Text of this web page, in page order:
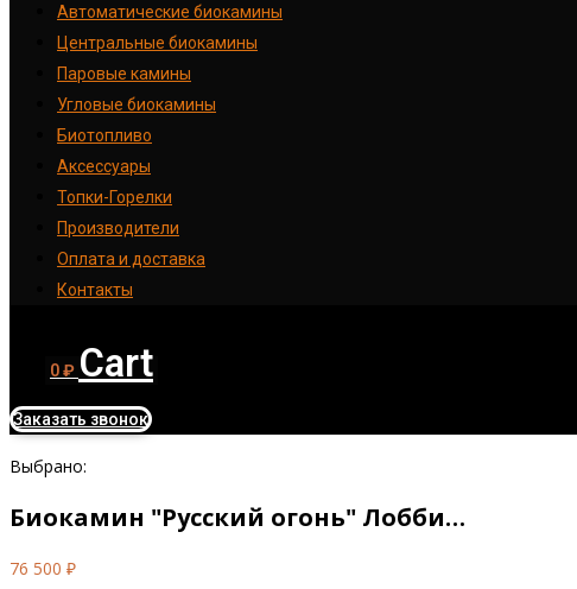
Автоматические биокамины
Центральные биокамины
Паровые камины
Угловые биокамины
Биотопливо
Аксессуары
Топки-Горелки
Производители
Оплата и доставка
Контакты
0₽ Cart
Заказать звонок
Выбрано:
Биокамин "Русский огонь" Лобби…
76 500 ₽